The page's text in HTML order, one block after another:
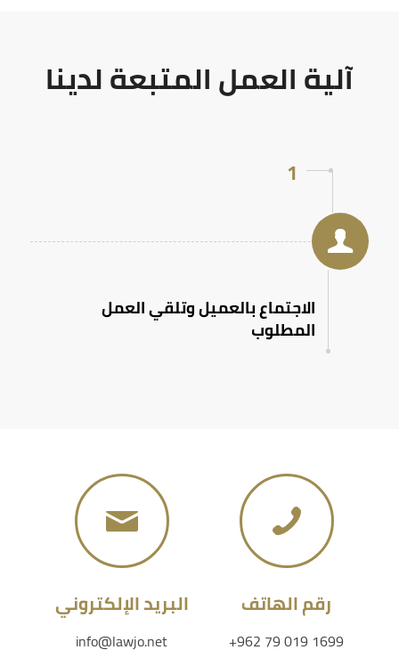
آلية العمل المتبعة لدينا
1
الاجتماع بالعميل وتلقي العمل
المطلوب
رقم الهاتف
+962 79 019 1699
البريد الإلكتروني
info@lawjo.net